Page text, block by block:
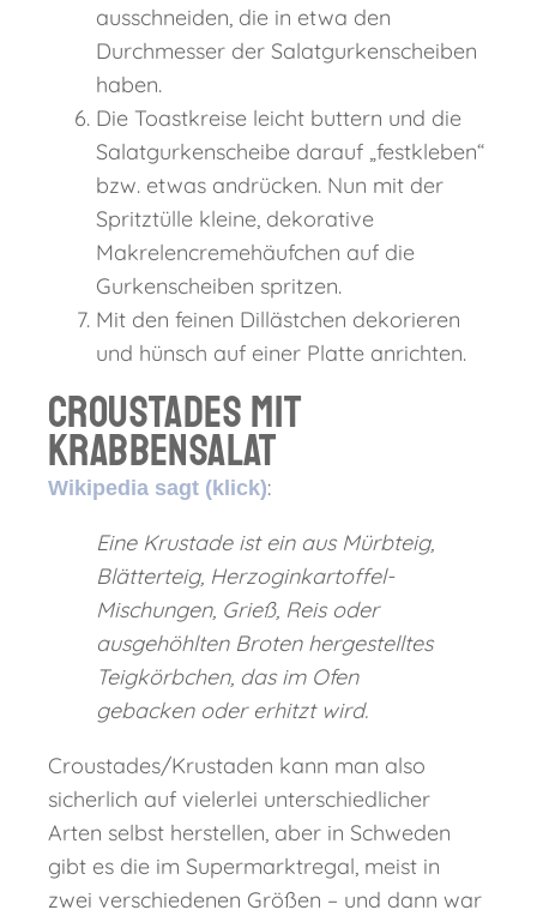
ausschneiden, die in etwa den
Durchmesser der Salatgurkenscheiben
haben.
Die Toastkreise leicht buttern und die
Salatgurkenscheibe darauf „festkleben“
bzw. etwas andrücken. Nun mit der
Spritztülle kleine, dekorative
Makrelencremehäufchen auf die
Gurkenscheiben spritzen.
Mit den feinen Dillästchen dekorieren
und hünsch auf einer Platte anrichten.
Croustades mit
Krabbensalat
Wikipedia sagt (klick):
Eine Krustade ist ein aus Mürbteig,
Blätterteig, Herzoginkartoffel-
Mischungen, Grieß, Reis oder
ausgehöhlten Broten hergestelltes
Teigkörbchen, das im Ofen
gebacken oder erhitzt wird.
Croustades/Krustaden kann man also
sicherlich auf vielerlei unterschiedlicher
Arten selbst herstellen, aber in Schweden
gibt es die im Supermarktregal, meist in
zwei verschiedenen Größen – und dann war